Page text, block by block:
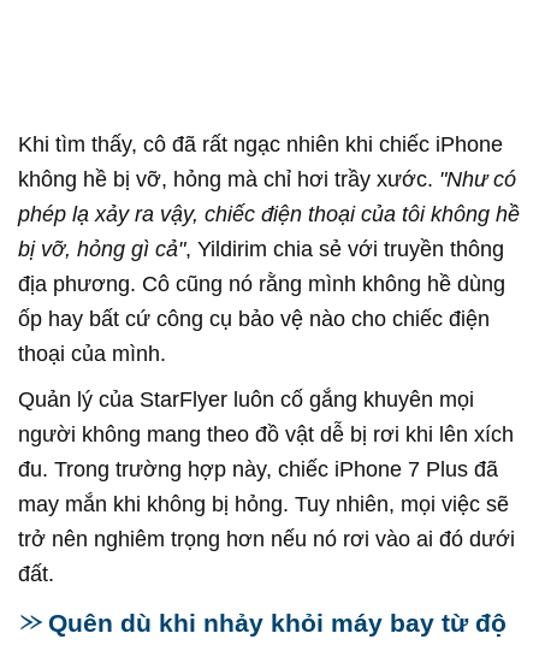
Khi tìm thấy, cô đã rất ngạc nhiên khi chiếc iPhone
không hề bị vỡ, hỏng mà chỉ hơi trầy xước. "Như có
phép lạ xảy ra vậy, chiếc điện thoại của tôi không hề
bị vỡ, hỏng gì cả", Yildirim chia sẻ với truyền thông
địa phương. Cô cũng nó rằng mình không hề dùng
ốp hay bất cứ công cụ bảo vệ nào cho chiếc điện
thoại của mình.
Quản lý của StarFlyer luôn cố gắng khuyên mọi
người không mang theo đồ vật dễ bị rơi khi lên xích
đu. Trong trường hợp này, chiếc iPhone 7 Plus đã
may mắn khi không bị hỏng. Tuy nhiên, mọi việc sẽ
trở nên nghiêm trọng hơn nếu nó rơi vào ai đó dưới
đất.
Quên dù khi nhảy khỏi máy bay từ độ